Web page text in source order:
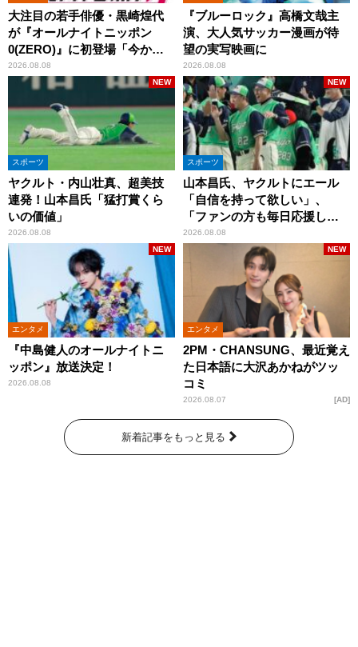
大注目の若手俳優・黒崎煌代
が『オールナイトニッポン
0(ZERO)』に初登場「今から
とてもワクワクしておりま
す！」
2026.08.08
『ブルーロック』高橋文哉主
演、大人気サッカー漫画が待
望の実写映画に
2026.08.08
スポーツ
ヤクルト・内山壮真、超美技
連発！山本昌氏「猛打賞くら
いの価値」
2026.08.08
NEW
スポーツ
山本昌氏、ヤクルトにエール
「自信を持って欲しい」、
「ファンの方も毎日応援して
くれています」
2026.08.08
NEW
エンタメ
『中島健人のオールナイトニ
ッポン』放送決定！
2026.08.08
NEW
エンタメ
2PM・CHANSUNG、最近覚え
た日本語に大沢あかねがツッ
コミ
2026.08.07
NEW
AD
新着記事をもっと見る